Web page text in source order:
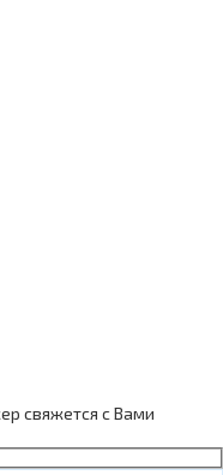
свяжется с Вами